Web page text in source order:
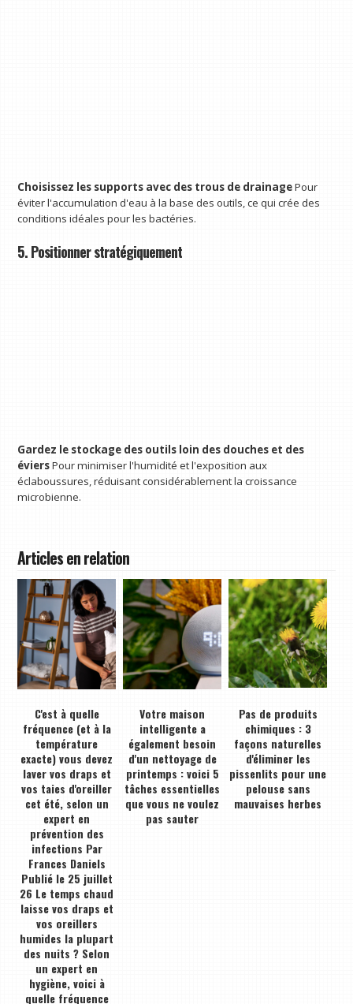
Choisissez les supports avec des trous de drainagePour
éviter l'accumulation d'eau à la base des outils, ce qui crée des
conditions idéales pour les bactéries.
5. Positionner stratégiquement
Gardez le stockage des outils loin des douches et des
éviersPour minimiser l'humidité et l'exposition aux
éclaboussures, réduisant considérablement la croissance
microbienne.
Articles en relation
C'est à quelle
fréquence (et à la
température
exacte) vous devez
laver vos draps et
vos taies d'oreiller
cet été, selon un
expert en
prévention des
infections Par
Frances Daniels
Publié le 25 juillet
26 Le temps chaud
laisse vos draps et
vos oreillers
humides la plupart
des nuits ? Selon
un expert en
hygiène, voici à
quelle fréquence
Votre maison
intelligente a
également besoin
d'un nettoyage de
printemps : voici 5
tâches essentielles
que vous ne voulez
pas sauter
Pas de produits
chimiques : 3
façons naturelles
d'éliminer les
pissenlits pour une
pelouse sans
mauvaises herbes